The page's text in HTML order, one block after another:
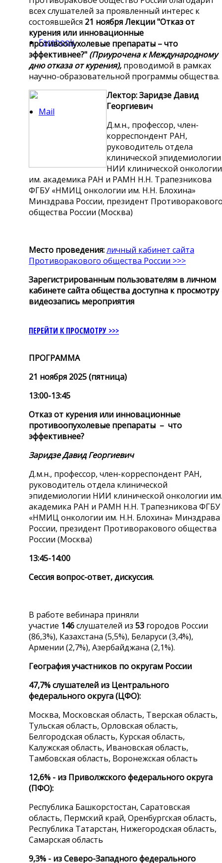
Facebook
Mail
всех слушателей за проявленный интерес к
состоявшейся 21 ноября Лекции"Отказ от
курения или инновационные
противоопухолевые препараты – что
эффективнее?" (Приурочена к Международному
дню отказа от курения), проводимой в рамках
научно-образовательной программы общества.
Лектор: Заридзе Давид
Георгиевич
Д.м.н., профессор, член-
корреспондент РАН,
руководитель отдела
клинической эпидемиологии
НИИ клинической онкологии
им. академика РАН и РАМН Н.Н. Трапезникова
ФГБУ «НМИЦ онкологии им. Н.Н. Блохина»
Минздрава России, президент
общества России (Москва)
Место проведения:личный кабинет сайта
Противоракового общества России >>>
Зарегистрированным пользователям в личном
кабинете сайта общества доступна к просмотру
видеозапись мероприятия
ПЕРЕЙТИ К ПРОСМОТРУ >>>
ПРОГРАММА
21 ноября 2025 (пятница)
13:00-13:45
Отказ от курения или инновационные
противоопухолевые препараты – что
эффективнее?
Заридзе Давид Георгиевич
Д.м.н., профессор, член-корреспондент РАН,
руководитель отдела клинической
эпидемиологии НИИ клинической онкологии им.
академика РАН и РАМН Н.Н. Трапезникова ФГБУ
«НМИЦ онкологии им. Н.Н. Блохина» Минздрава
России, президент Противоракового общества
России (Москва)
13:45-14:00
Сессия вопрос-ответ, дискуссия.
В работе вебинара приняли
участие 146слушателей из 53 городов России
(86,3%), Казахстана (5,5%), Беларуси (3,4%),
Армении (2,7%), Азербайджана (2,1%).
География участников по округам России
47,7% слушателей из Центрального
федерального округа (ЦФО):
Москва, Московская область, Тверская область,
Тульская область, Орловская область,
Белгородская область, Курская область,
Калужская область, Ивановская область,
Тамбовская область, Воронежская область
12,6% - из Приволжского федерального округа
(ПФО):
Республика Башкорстостан, Саратовская
область, Пермский край, Оренбургская область,
Республика Татарстан, Нижегородская область,
Самарская область
9,3% - из Северо-Западного федерального